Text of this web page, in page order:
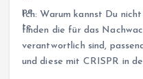
Ich: Warum kannst Du
finden die für das
verantwortlich sind,
und diese mit CRISPR in